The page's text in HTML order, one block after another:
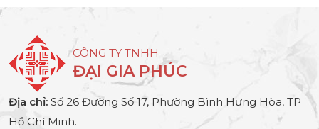
CÔNG TY TNHH
ĐẠI GIA PHÚC
Địa chỉ: Số 26 Đường Số 17, Phường Bình Hưng Hòa, TP
Hồ Chí Minh.